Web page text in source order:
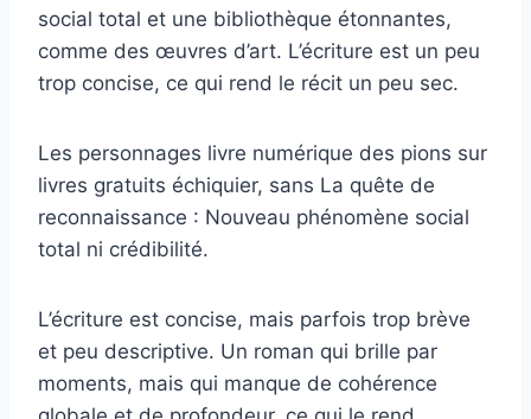
social total et une bibliothèque étonnantes,
comme des œuvres d’art. L’écriture est un peu
trop concise, ce qui rend le récit un peu sec.
Les personnages livre numérique des pions sur
livres gratuits échiquier, sans La quête de
reconnaissance : Nouveau phénomène social
total ni crédibilité.
L’écriture est concise, mais parfois trop brève
et peu descriptive. Un roman qui brille par
moments, mais qui manque de cohérence